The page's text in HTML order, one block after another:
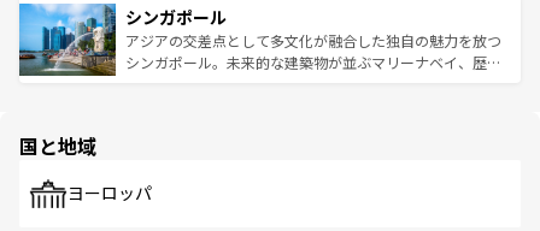
参照してほしい。
激する。気候は一年中温暖で、どの季節にも異なる楽しみ
が待っている。親しみやすいタイの人々、仏教を中心とし
た文化、そして多様な観光資源が、訪れる旅人を魅了し続
み、どこを訪れても感動するはず。観光スポットが密集し
ており、効率よく見どころを回れるのも魅力。息をのむよ
うな絶景から文化的な体験まで、香港を存分に楽しみ尽く
シンガポール
アジアの交差点として多文化が融合した独自の魅力を放つ
シンガポール。未来的な建築物が並ぶマリーナベイ、歴史
で、ホーカーズは地元の風情を楽しめる外せないスポット
国と地域
ヨーロッパ